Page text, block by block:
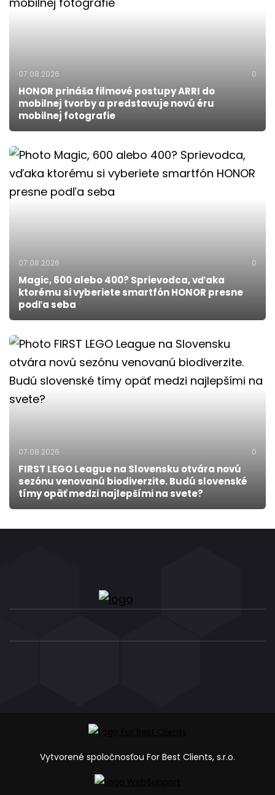
07.08.2026 0
HONOR prináša filmové postupy ARRI do
mobilnej tvorby a predstavuje novú éru
mobilnej fotografie
07.08.2026 0
Magic, 600 alebo 400? Sprievodca, vďaka
ktorému si vyberiete smartfón HONOR presne
podľa seba
07.08.2026 0
FIRST LEGO League na Slovensku otvára novú
sezónu venovanú biodiverzite. Budú slovenské
tímy opäť medzi najlepšími na svete?
Vytvorené spoločnosťou For Best Clients, s.r.o.